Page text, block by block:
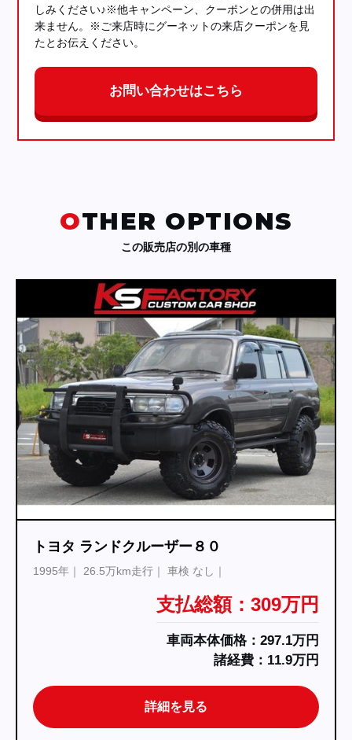
しみください♪※他キャンペーン、クーポンとの併用は出
来ません。※ご来店時にグーネットの来店クーポンを見
たとお伝えください。
お問い合わせはこちら
OTHER OPTIONS
この販売店の別の車種
トヨタ ランドクルーザー８０
1995年 26.5万km走行 車検 なし
支払総額：309万円
車両本体価格：297.1万円
諸経費：11.9万円
詳細を見る